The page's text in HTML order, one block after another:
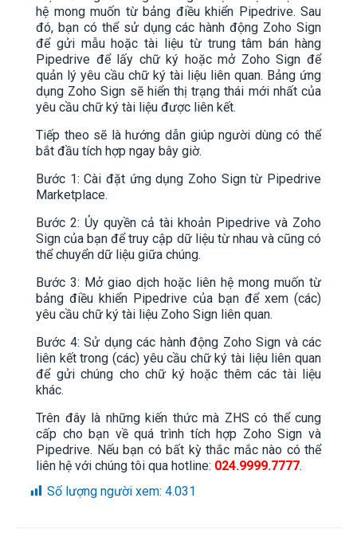
hệ mong muốn từ bảng điều khiển Pipedrive. Sau
đó, bạn có thể sử dụng các hành động Zoho Sign
để gửi mẫu hoặc tài liệu từ trung tâm bán hàng
Pipedrive để lấy chữ ký hoặc mở Zoho Sign để
quản lý yêu cầu chữ ký tài liệu liên quan. Bảng ứng
dụng Zoho Sign sẽ hiển thị trạng thái mới nhất của
yêu cầu chữ ký tài liệu được liên kết.
Tiếp theo sẽ là hướng dẫn giúp người dùng có thể
bắt đầu tích hợp ngay bây giờ.
Bước 1: Cài đặt ứng dụng Zoho Sign từ Pipedrive
Marketplace.
Bước 2: Ủy quyền cả tài khoản Pipedrive và Zoho
Sign của bạn để truy cập dữ liệu từ nhau và cũng có
thể chuyển dữ liệu giữa chúng.
Bước 3: Mở giao dịch hoặc liên hệ mong muốn từ
bảng điều khiển Pipedrive của bạn để xem (các)
yêu cầu chữ ký tài liệu Zoho Sign liên quan.
Bước 4: Sử dụng các hành động Zoho Sign và các
liên kết trong (các) yêu cầu chữ ký tài liệu liên quan
để gửi chúng cho chữ ký hoặc thêm các tài liệu
khác.
Trên đây là những kiến thức mà ZHS có thể cung
cấp cho bạn về quá trình tích hợp Zoho Sign và
Pipedrive. Nếu bạn có bất kỳ thắc mắc nào có thể
liên hệ với chúng tôi qua hotline: 024.9999.7777.
Số lượng người xem: 4.031